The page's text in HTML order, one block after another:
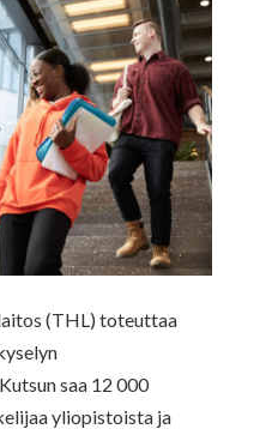
(THL) toteuttaa
saa 12 000
yliopistoista ja